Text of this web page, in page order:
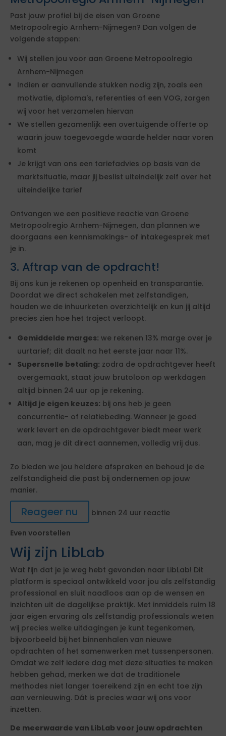
Past jouw profiel bij de eisen van Groene
Metropoolregio Arnhem-Nijmegen? Dan volgen de
volgende stappen:
Wij stellen jou voor aan Groene Metropoolregio
Arnhem-Nijmegen
Indien er aanvullende stukken nodig zijn, zoals een
motivatie, diploma's, referenties of een VOG, zorgen
wij voor het verzamelen hiervan
We stellen gezamenlijk een overtuigende offerte op
waarin jouw toegevoegde waarde helder naar voren
komt
Je krijgt van ons een tariefadvies op basis van de
marktsituatie, maar jij beslist uiteindelijk zelf over het
uiteindelijke tarief
Ontvangen we een positieve reactie van Groene
Metropoolregio Arnhem-Nijmegen, dan plannen we
doorgaans een kennismakings- of intakegesprek met
je in.
3. Aftrap van de opdracht!
Bij ons kun je rekenen op openheid en transparantie.
Doordat we direct schakelen met zelfstandigen,
houden we de inhuurketen overzichtelijk en kun jij altijd
precies zien hoe het traject verloopt.
Gemiddelde marges: we rekenen 13% marge over je
uurtarief; dit daalt na het eerste jaar naar 11%.
Supersnelle betaling: zodra de opdrachtgever heeft
overgemaakt, staat jouw brutoloon op werkdagen
altijd binnen 24 uur op je rekening.
Altijd je eigen keuzes: bij ons heb je geen
concurrentie- of relatiebeding. Wanneer je goed
werk levert en de opdrachtgever biedt meer werk
aan, mag je dit direct aannemen, volledig vrij dus.
Zo bieden we jou heldere afspraken en behoud je de
zelfstandigheid die past bij ondernemen op jouw
manier.
Reageer nu
binnen 24 uur reactie
Even voorstellen
Wij zijn LibLab
Wat fijn dat je je weg hebt gevonden naar LibLab! Dit
platform is speciaal ontwikkeld voor jou als zelfstandig
professional en sluit naadloos aan op de wensen en
inzichten uit de dagelijkse praktijk. Met inmiddels ruim 18
jaar eigen ervaring als zelfstandig professionals weten
wij precies welke uitdagingen je kunt tegenkomen,
bijvoorbeeld bij het binnenhalen van nieuwe
opdrachten of het samenwerken met tussenpersonen.
Omdat we zelf iedere dag met deze situaties te maken
hebben gehad, merken we dat de traditionele
methodes niet langer toereikend zijn en echt toe zijn
aan vernieuwing. Dát is precies waar wij ons voor
inzetten.
De meerwaarde van LibLab voor jouw opdrachten